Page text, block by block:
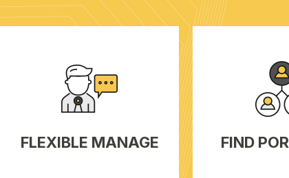
FLEXIBLE MANAGE FIND